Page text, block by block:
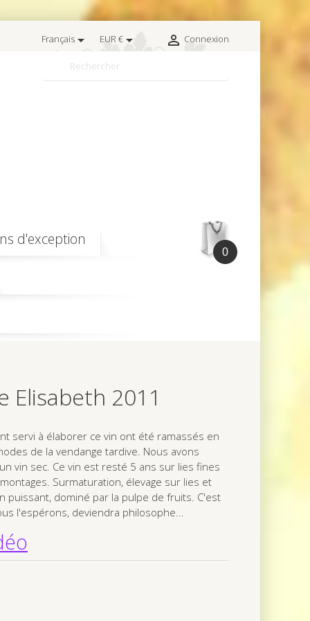
Français EUR €  Connexion
d'exception
0
Elisabeth 2011
servi à élaborer ce vin ont été ramassés en
de la vendange tardive. Nous avons
vin sec. Ce vin est resté 5 ans sur lies fines
Surmaturation, élevage sur lies et
puissant, dominé par la pulpe de fruits. C'est
l'espérons, deviendra philosophe...